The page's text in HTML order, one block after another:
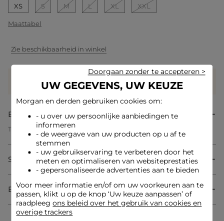
XS S M L XL XXL
Maattabel
Zie beschikbaarheid in winkel
15 hartjes met dit product
Log in of registreer
Beschrijving
Tanktop met brede kanten bandjes
Getailleerde snit
V-hals
Brede bandjes
Toon op toon kanten inzetstukken met geschulpte rand en
franjes aan de bandjes en hals
Geribbeld effect
Het model is 1,75 m lang en draagt maat S/36
Maatadvies: kies uw gebruikelijke maat
Referentie: 202-DENA.N
Referentie: 32536300823170301 202-DENA.N
Samenstelling & onderhoud
Bezorging & Retourzending
UW GEGEVENS, UW KEUZE
Morgan en derden gebruiken cookies om:
- u over uw persoonlijke aanbiedingen te
informeren
- de weergave van uw producten op u af te
stemmen
- uw gebruikservaring te verbeteren door het
meten en optimaliseren van websiteprestaties
- gepersonaliseerde advertenties aan te bieden
Voor meer informatie en/of om uw voorkeuren aan te
passen, klikt u op de knop ‘Uw keuze aanpassen’ of
raadpleegons beleid over het gebruik van cookies en
overige trackers
Doorgaan zonder te accepteren >